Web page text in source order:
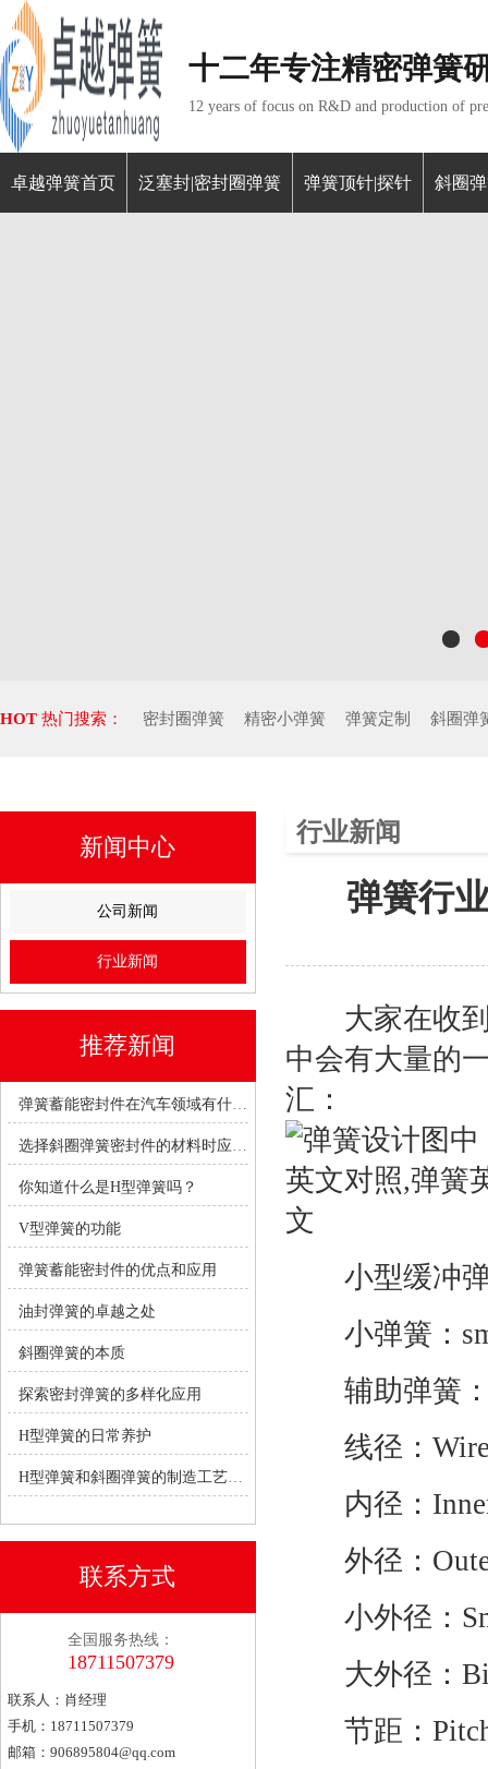
十二年专注精密弹簧
12 years of focus on R&D and production of
卓越弹簧首页 泛塞封|密封圈弹簧 弹簧顶针|探针 斜圈
HOT 热门搜索： 密封圈弹簧 精密小弹簧 弹簧定制 斜圈弹
新闻中心
公司新闻
行业新闻
推荐新闻
弹簧蓄能密封件在汽车领域有什么优势？
选择斜圈弹簧密封件的材料时应考虑哪些因素？
你知道什么是H型弹簧吗？
V型弹簧的功能
弹簧蓄能密封件的优点和应用
油封弹簧的卓越之处
斜圈弹簧的本质
探索密封弹簧的多样化应用
H型弹簧的日常养护
H型弹簧和斜圈弹簧的制造工艺有何不同？
联系方式
全国服务热线：
18711507379
联系人：肖经理
手机：18711507379
邮箱： 906895804@qq.com
行业新闻
弹簧行
大家在收到
中会有大量的
汇：
小型缓冲弹
小弹簧：
辅助弹簧：
线径：Wire
内径：Inner
外径：
小外径：
大外径：Big
节距：